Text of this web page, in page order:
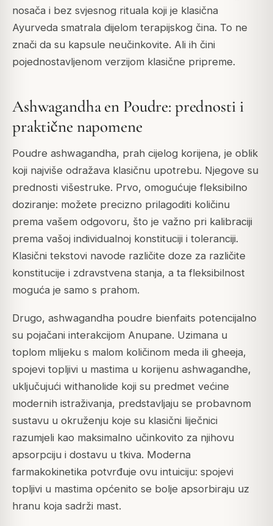
nosača i bez svjesnog rituala koji je klasična
Ayurveda smatrala dijelom terapijskog čina. To ne
znači da su kapsule neučinkovite. Ali ih čini
pojednostavljenom verzijom klasične pripreme.
Ashwagandha en Poudre: prednosti i
praktične napomene
Poudre ashwagandha, prah cijelog korijena, je oblik
koji najviše odražava klasičnu upotrebu. Njegove su
prednosti višestruke. Prvo, omogućuje fleksibilno
doziranje: možete precizno prilagoditi količinu
prema vašem odgovoru, što je važno pri kalibraciji
prema vašoj individualnoj konstituciji i toleranciji.
Klasični tekstovi navode različite doze za različite
konstitucije i zdravstvena stanja, a ta fleksibilnost
moguća je samo s prahom.
Drugo, ashwagandha poudre bienfaits potencijalno
su pojačani interakcijom Anupane. Uzimana u
toplom mlijeku s malom količinom meda ili gheeja,
spojevi topljivi u mastima u korijenu ashwagandhe,
uključujući withanolide koji su predmet većine
modernih istraživanja, predstavljaju se probavnom
sustavu u okruženju koje su klasični liječnici
razumjeli kao maksimalno učinkovito za njihovu
apsorpciju i dostavu u tkiva. Moderna
farmakokinetika potvrđuje ovu intuiciju: spojevi
topljivi u mastima općenito se bolje apsorbiraju uz
hranu koja sadrži mast.